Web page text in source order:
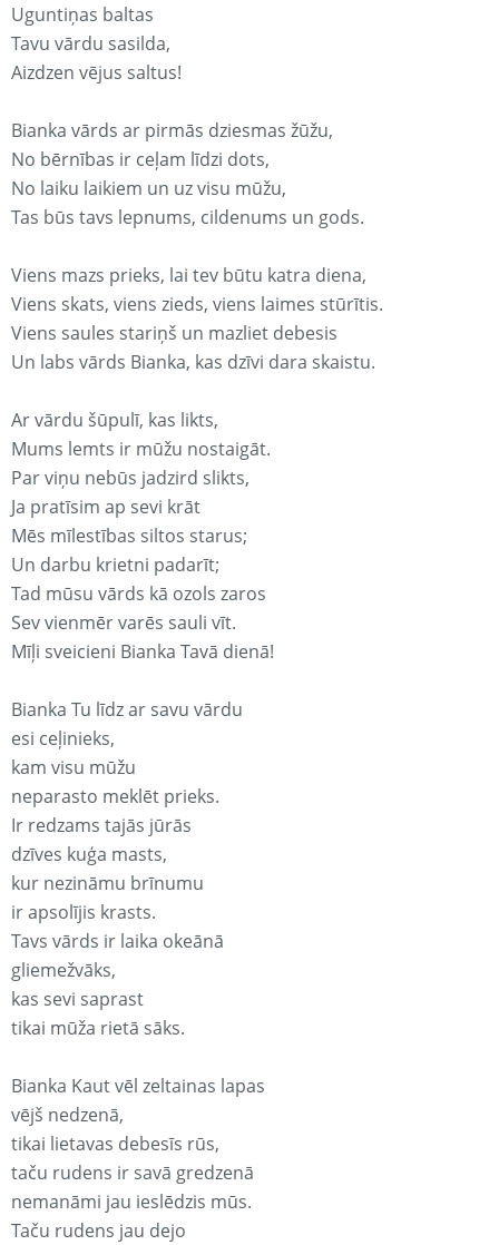
Uguntiņas baltas
Tavu vārdu sasilda,
Aizdzen vējus saltus!
Bianka vārds ar pirmās dziesmas žūžu,
No bērnības ir ceļam līdzi dots,
No laiku laikiem un uz visu mūžu,
Tas būs tavs lepnums, cildenums un gods.
Viens mazs prieks, lai tev būtu katra diena,
Viens skats, viens zieds, viens laimes stūrītis.
Viens saules stariņš un mazliet debesis
Un labs vārds Bianka, kas dzīvi dara skaistu.
Ar vārdu šūpulī, kas likts,
Mums lemts ir mūžu nostaigāt.
Par viņu nebūs jadzird slikts,
Ja pratīsim ap sevi krāt
Mēs mīlestības siltos starus;
Un darbu krietni padarīt;
Tad mūsu vārds kā ozols zaros
Sev vienmēr varēs sauli vīt.
Mīļi sveicieni Bianka Tavā dienā!
Bianka Tu līdz ar savu vārdu
esi ceļinieks,
kam visu mūžu
neparasto meklēt prieks.
Ir redzams tajās jūrās
dzīves kuģa masts,
kur nezināmu brīnumu
ir apsolījis krasts.
Tavs vārds ir laika okeānā
gliemežvāks,
kas sevi saprast
tikai mūža rietā sāks.
Bianka Kaut vēl zeltainas lapas
vējš nedzenā,
tikai lietavas debesīs rūs,
taču rudens ir savā gredzenā
nemanāmi jau ieslēdzis mūs.
Taču rudens jau dejo